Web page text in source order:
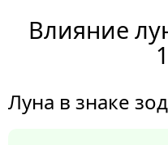
Влияние
Луна в знаке